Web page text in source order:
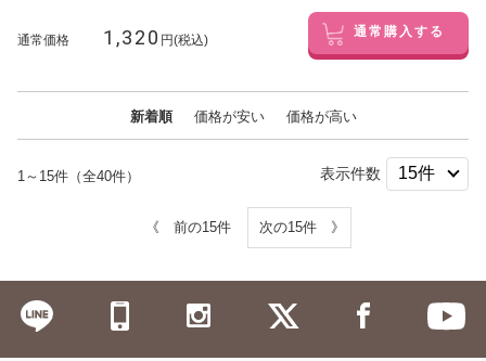
通常価格 1,320 円(税込) 通常購入する
新着順 価格が安い 価格が高い
1～15件（全40件） 表示件数
《 前の15件 次の15件 》